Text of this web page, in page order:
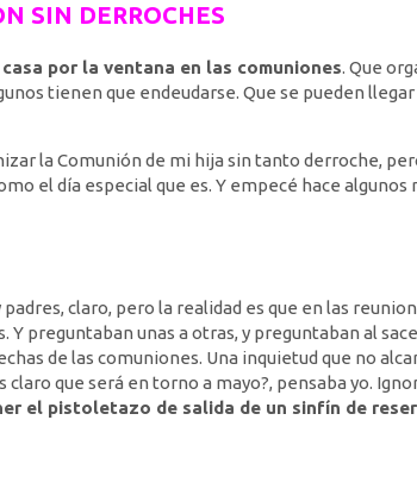
SIN DERROCHES
por la ventana en las comuniones. Que
tienen que endeudarse. Que se pueden llegar
la Comunión de mi hija sin tanto derroche,
el día especial que es. Y empecé hace algunos
claro, pero la realidad es que en las
Y preguntaban unas a otras, y preguntaban al
de las comuniones. Una inquietud que no
claro que será en torno a mayo?, pensaba yo.
el pistoletazo de salida de un sinfín de